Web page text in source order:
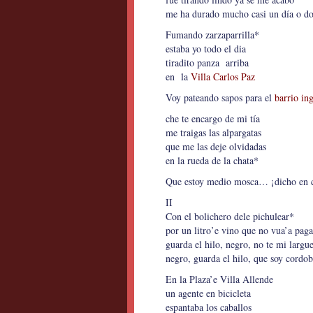
me ha durado mucho casi un día o
Fumando zarzaparrilla*
estaba yo todo el dia
tiradito panza arriba
en la Villa Carlos Paz
Voy pateando sapos para el barrio
che te encargo de mi tía
me traigas las alpargatas
que me las deje olvidadas
en la rueda de la chata*
Que estoy medio mosca… ¡dicho en
II
Con el bolichero dele pichulear*
por un litro’e vino que no vua’a
guarda el hilo, negro, no te mi
negro, guarda el hilo, que soy
En la Plaza’e Villa Allende
un agente en bicicleta
espantaba los caballos